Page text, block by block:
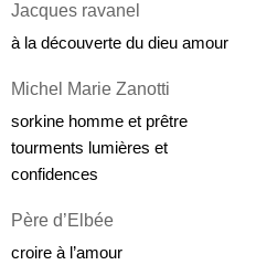
à la découverte du dieu amour
Michel Marie Zanotti
sorkine homme et prêtre
tourments lumières et
confidences
Père d’Elbée
croire à l’amour